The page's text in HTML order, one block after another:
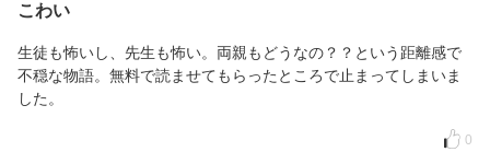
こわい
生徒も怖いし、先生も怖い。両親もどうなの？？という距離感で
不穏な物語。無料で読ませてもらったところで止まってしまいま
した。
0